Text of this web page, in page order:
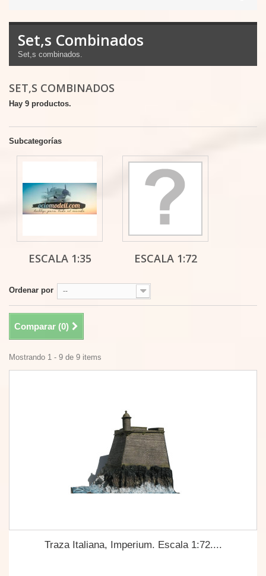
Set,s Combinados
Set,s combinados.
SET,S COMBINADOS
Hay 9 productos.
Subcategorías
ESCALA 1:35 ESCALA 1:72
Ordenar por --
Comparar (0)
Mostrando 1 - 9 de 9 items
Traza Italiana, Imperium. Escala 1:72....